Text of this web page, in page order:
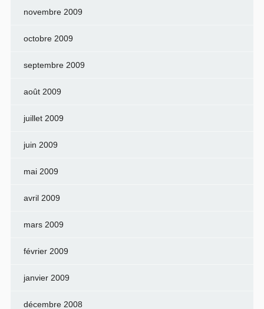
novembre 2009
octobre 2009
septembre 2009
août 2009
juillet 2009
juin 2009
mai 2009
avril 2009
mars 2009
février 2009
janvier 2009
décembre 2008